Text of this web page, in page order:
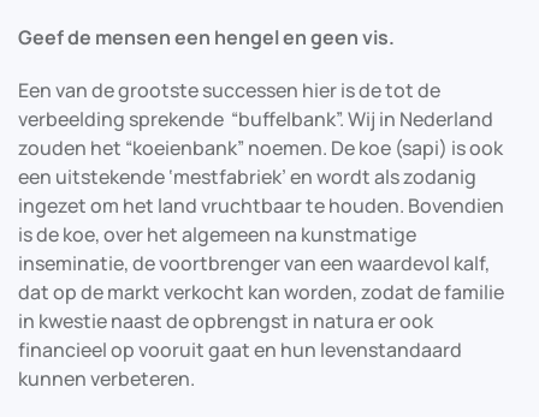
Geef de mensen een hengel en geen vis.
Een van de grootste successen hier is de tot de
verbeelding sprekende “buffelbank”. Wij in Nederland
zouden het “koeienbank” noemen. De koe (sapi) is ook
een uitstekende ‘mestfabriek’ en wordt als zodanig
ingezet om het land vruchtbaar te houden. Bovendien
is de koe, over het algemeen na kunstmatige
inseminatie, de voortbrenger van een waardevol kalf,
dat op de markt verkocht kan worden, zodat de familie
in kwestie naast de opbrengst in natura er ook
financieel op vooruit gaat en hun levenstandaard
kunnen verbeteren.